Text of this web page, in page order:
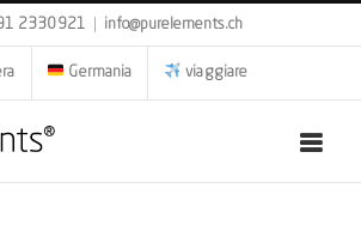
2330921 info@purelements.ch
Germania viaggiare